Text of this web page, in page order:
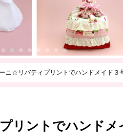
ニ☆リバティプリントでハンドメイド３
リントでハンド